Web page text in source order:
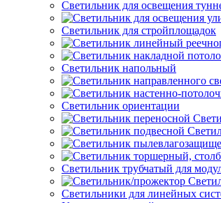
Светильник для освещения
Светильник для стройплощадок
Светильник напольный
Светильник ориентации
Светильник трубчатый для
Светильники для линейных